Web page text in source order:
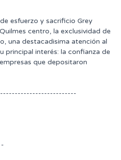
esfuerzo y sacrificio Grey
centro, la exclusividad de
una destacadisima atención al
principal interés: la confianza de
que depositaron